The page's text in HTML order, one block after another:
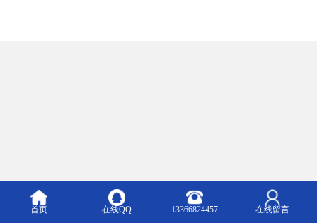
首页 在线QQ 13366824457 在线留言